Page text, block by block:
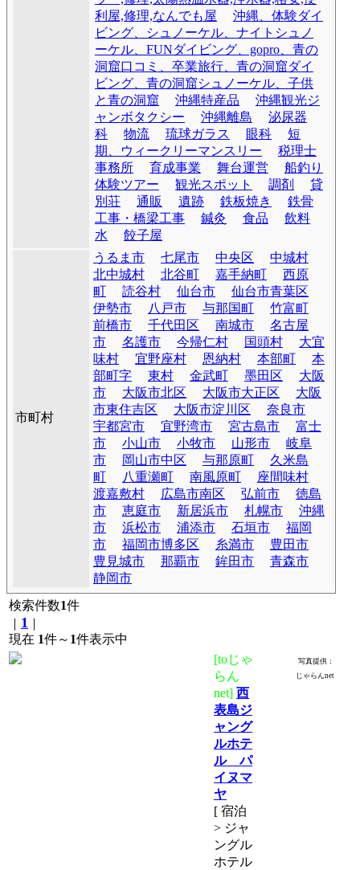
利屋,修理,なんでも屋
沖縄、体験ダイ
ビング、シュノーケル、ナイトシュノ
ーケル、FUNダイビング、gopro、青の
洞窟口コミ、卒業旅行、青の洞窟ダイ
ビング、青の洞窟シュノーケル、子供
と青の洞窟
沖縄特産品
沖縄観光ジ
ャンボタクシー
沖縄離島
泌尿器
科
物流 琉球ガラス 眼科
短
期、ウィークリーマンスリー
税理士
事務所
育成事業 舞台運営
船釣り
体験ツアー
観光スポット 調剤
貸
別荘
通販 遺跡 鉄板焼き
鉄骨
工事・橋梁工事
鍼灸 食品
飲料
水
餃子屋
市町村
うるま市 七尾市 中央区
中城村
北中城村
北谷町 嘉手納町
西原
町
読谷村 仙台市
仙台市青葉区
伊勢市
八戸市 与那国町
竹富町
前橋市
千代田区 南城市
名古屋
市
名護市 今帰仁村 国頭村
大宜
味村
宜野座村 恩納村 本部町
本
部町字
東村 金武町 墨田区
大阪
市
大阪市北区 大阪市大正区
大阪
市東住吉区
大阪市淀川区
奈良市
宇都宮市
宜野湾市 宮古島市
富士
市
小山市 小牧市 山形市
岐阜
市
岡山市中区 与那原町
久米島
町
八重瀬町 南風原町
座間味村
渡嘉敷村
広島市南区 弘前市
徳島
市
恵庭市 新居浜市 札幌市
沖縄
市
浜松市 浦添市 石垣市
福岡
市
福岡市博多区 糸満市
豊田市
豊見城市
那覇市 鉾田市
青森市
静岡市
検索件数1件
1
現在 1件～ 1件表示中
[toじゃ
らん
net] 西
表島ジ
ャング
ルホテ
ル パ
イヌマ
ヤ
[ 宿泊
> ジャ
ングル
ホテル
写真提供：
じゃらんnet